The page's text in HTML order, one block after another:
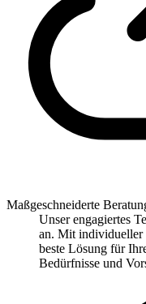
Maßgeschneiderte
Unser engagiertes
an. Mit individueller
beste Lösung für
Bedürfnisse und